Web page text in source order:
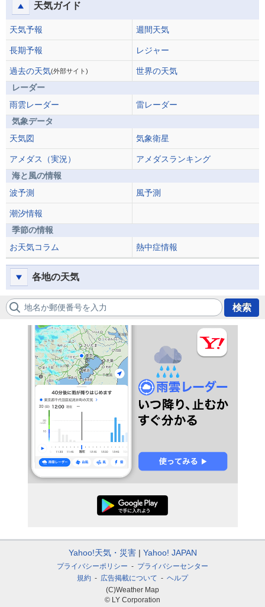
天気ガイド
天気予報 週間天気
長期予報 レジャー
過去の天気(外部サイト)
世界の天気
レーダー
雨雲レーダー
雷レーダー
気象データ
天気図
気象衛星
アメダス（実況）
アメダスランキング
海と風の情報
波予測
風予測
潮汐情報
季節の情報
お天気コラム
熱中症情報
各地の天気
地名か郵便番号を入力 検索
Yahoo!天気・災害 Yahoo! JAPAN
プライバシーポリシー
プライバシーセンター
規約
広告掲載について
ヘルプ
(C)Weather Map
© LY Corporation